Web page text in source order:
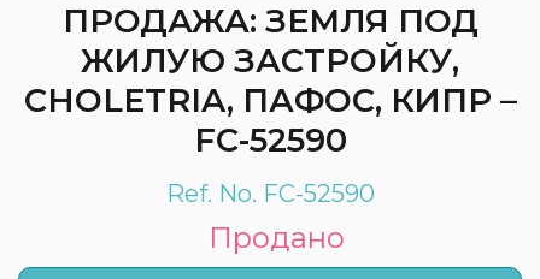
ПРОДАЖА: ЗЕМЛЯ ПОД
ЖИЛУЮ ЗАСТРОЙКУ,
CHOLETRIA, ПАФОС, КИПР –
FC-52590
Ref. No. FC-52590
Продано